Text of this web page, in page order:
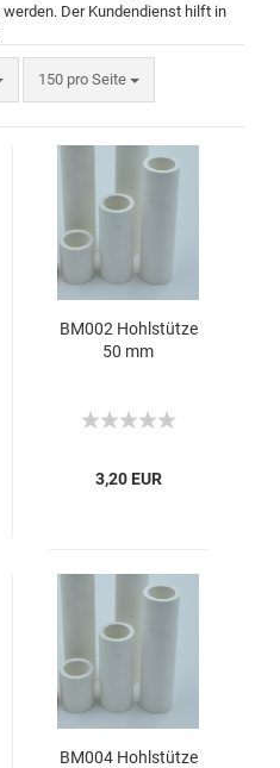
Der Kundendienst hilft in
150 pro Seite
BM002 Hohlstütze
50 mm
3,20 EUR
BM004 Hohlstütze